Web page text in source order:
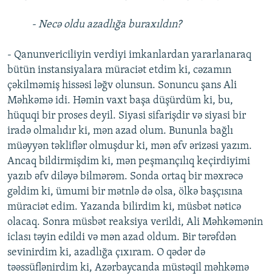
- Necə oldu azadlığa buraxıldın?
- Qanunvericiliyin verdiyi imkanlardan yararlanaraq
bütün instansiyalara müraciət etdim ki, cəzamın
çəkilməmiş hissəsi ləğv olunsun. Sonuncu şans Ali
Məhkəmə idi. Həmin vaxt başa düşürdüm ki, bu,
hüquqi bir proses deyil. Siyasi sifarişdir və siyasi bir
iradə olmalıdır ki, mən azad olum. Bununla bağlı
müəyyən təkliflər olmuşdur ki, mən əfv ərizəsi yazım.
Ancaq bildirmişdim ki, mən peşmançılıq keçirdiyimi
yazıb əfv diləyə bilmərəm. Sonda ortaq bir məxrəcə
gəldim ki, ümumi bir mətnlə də olsa, ölkə başçısına
müraciət edim. Yazanda bilirdim ki, müsbət nəticə
olacaq. Sonra müsbət reaksiya verildi, Ali Məhkəmənin
iclası təyin edildi və mən azad oldum. Bir tərəfdən
sevinirdim ki, azadlığa çıxıram. O qədər də
təəssüflənirdim ki, Azərbaycanda müstəqil məhkəmə